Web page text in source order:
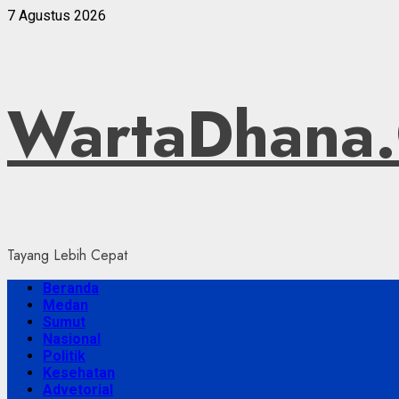
Skip
7 Agustus 2026
Tayang Lebih Cepat
Primary
Menu
Beranda
Medan
Sumut
Nasional
Politik
Kesehatan
Advetorial